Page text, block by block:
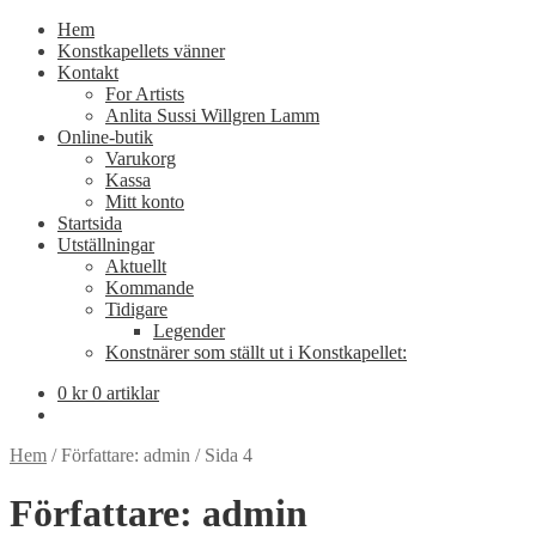
Hem
Konstkapellets vänner
Kontakt
For Artists
Anlita Sussi Willgren Lamm
Online-butik
Varukorg
Kassa
Mitt konto
Startsida
Utställningar
Aktuellt
Kommande
Tidigare
Legender
Konstnärer som ställt ut i Konstkapellet:
0 kr 0 artiklar
Hem /Författare: admin / Sida 4
Författare: admin